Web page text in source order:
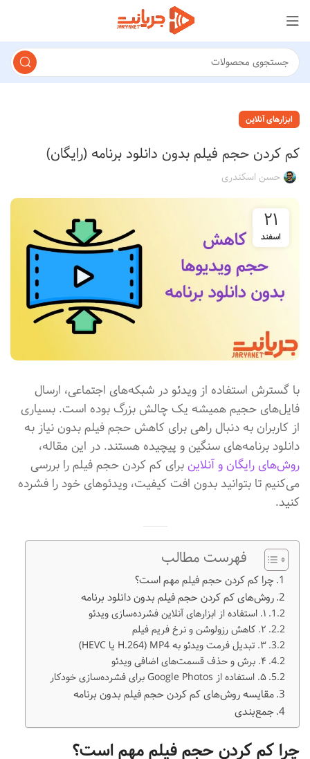
ابزارهای آنلاین
کم کردن حجم فیلم بدون دانلود برنامه (رایگان)
حسن اسکندری
۲۱
اسفند
با گسترش استفاده از ویدئو در شبکه‌های اجتماعی، ارسال
فایل‌های حجیم همیشه یک چالش بزرگ بوده است. بسیاری
از کاربران به دنبال راهی برای کاهش حجم فیلم بدون نیاز به
دانلود برنامه‌های سنگین و پیچیده هستند. در این مقاله،
روش‌های رایگان و آنلاینبرای کم کردن حجم فیلم را بررسی
می‌کنیم تا بتوانید بدون افت کیفیت، ویدئوهای خود را فشرده
کنید.
فهرست مطالب
چرا کم کردن حجم فیلم مهم است؟
روش‌های کم کردن حجم فیلم بدون دانلود برنامه
۱. استفاده از ابزارهای آنلاین فشرده‌سازی ویدئو
۲. کاهش رزولوشن و نرخ فریم فیلم
۳. تبدیل فرمت ویدئو به MP4 (H.264 یا HEVC)
۴. برش و حذف قسمت‌های اضافی ویدئو
۵. استفاده از Google Photos برای فشرده‌سازی خودکار
مقایسه روش‌های کم کردن حجم فیلم بدون برنامه
جمع‌بندی
چرا کم کردن حجم فیلم مهم است؟